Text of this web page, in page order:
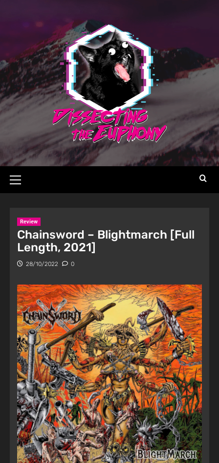
Review
Chainsword – Blightmarch [Full
Length, 2021]
28/10/2022 0